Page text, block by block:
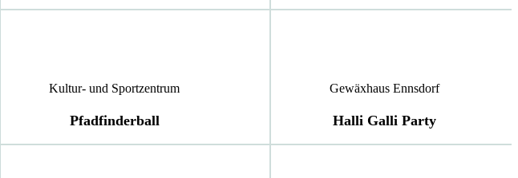
Kultur- und Sportzentrum
Pfadfinderball
Gewäxhaus Ennsdorf
Halli Galli Party